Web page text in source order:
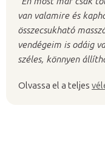
van valamire és
összecsukható
vendégeim is odáig
széles, könnyen
Olvassa el a teljes